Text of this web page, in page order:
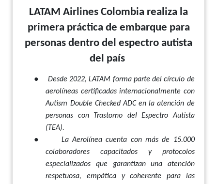
LATAM Airlines Colombia realiza la
primera práctica de embarque para
personas dentro del espectro autista
del país
●
Desde 2022, LATAM forma parte del círculo de
aerolíneas certificadas internacionalmente con
Autism Double Checked ADC en la atención de
personas con Trastorno del Espectro Autista
(TEA).
●
La Aerolínea cuenta con más de 15.000
colaboradores capacitados y protocolos
especializados que garantizan una atención
respetuosa, empática y coherente para las